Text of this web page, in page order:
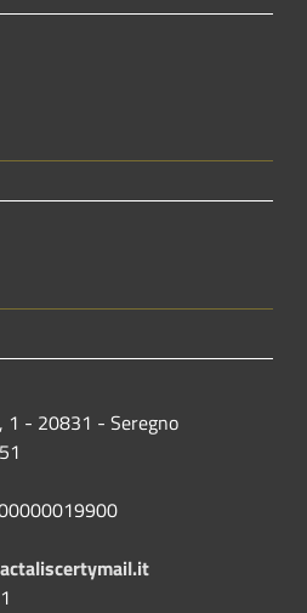
1 - 20831 - Seregno